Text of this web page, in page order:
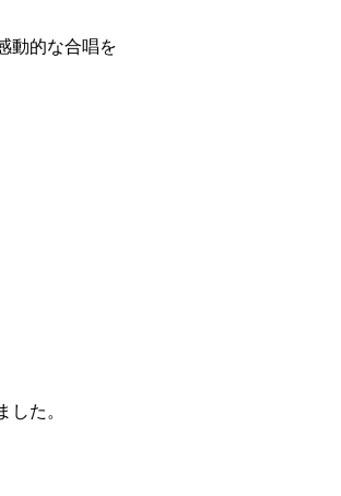
動的な合唱を
た。